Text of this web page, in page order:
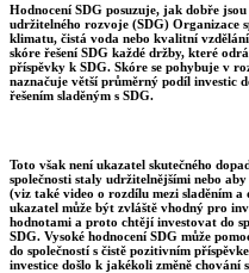
Hodnocení SDG posuzuje, jak dobře
udržitelného rozvoje (SDG) Organizace
klimatu, čistá voda nebo kvalitní
skóre řešení SDG každé držby, které
příspěvky k SDG. Skóre se pohybuje v
naznačuje větší průměrný podíl investic
řešením sladěným s SDG.
Toto však není ukazatel skutečného
společnosti staly udržitelnějšími nebo
(viz také video o rozdílu mezi sladěním
ukazatel může být zvláště vhodný pro
hodnotami a proto chtějí investovat do
SDG. Vysoké hodnocení SDG může
do společností s čistě pozitivním
investice došlo k jakékoli změně chování